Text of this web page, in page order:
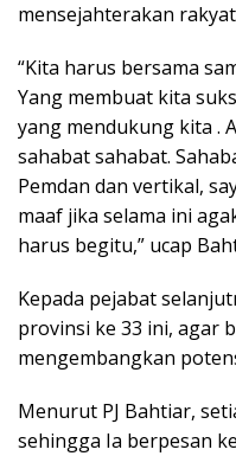
mensejahterakan
“Kita harus bersama
Yang membuat kita
yang mendukung kita .
sahabat sahabat.
Pemdan dan vertikal,
maaf jika selama ini
harus begitu,” ucap
Kepada pejabat
provinsi ke 33 ini, agar
mengembangkan
Menurut PJ Bahtiar,
sehingga Ia berpesan